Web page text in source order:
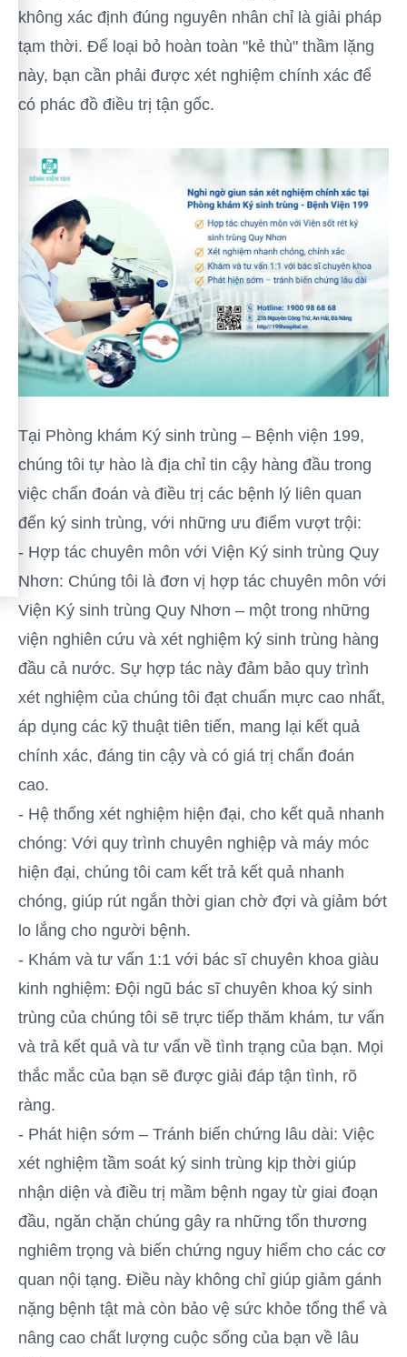
không xác định đúng nguyên nhân chỉ là giải pháp
tạm thời. Để loại bỏ hoàn toàn "kẻ thù" thầm lặng
này, bạn cần phải được xét nghiệm chính xác để
có phác đồ điều trị tận gốc.
Tại Phòng khám Ký sinh trùng – Bệnh viện 199,
chúng tôi tự hào là địa chỉ tin cậy hàng đầu trong
việc chẩn đoán và điều trị các bệnh lý liên quan
đến ký sinh trùng, với những ưu điểm vượt trội:
- Hợp tác chuyên môn với Viện Ký sinh trùng Quy
Nhơn: Chúng tôi là đơn vị hợp tác chuyên môn với
Viện Ký sinh trùng Quy Nhơn – một trong những
viện nghiên cứu và xét nghiệm ký sinh trùng hàng
đầu cả nước. Sự hợp tác này đảm bảo quy trình
xét nghiệm của chúng tôi đạt chuẩn mực cao nhất,
áp dụng các kỹ thuật tiên tiến, mang lại kết quả
chính xác, đáng tin cậy và có giá trị chẩn đoán
cao.
- Hệ thống xét nghiệm hiện đại, cho kết quả nhanh
chóng: Với quy trình chuyên nghiệp và máy móc
hiện đại, chúng tôi cam kết trả kết quả nhanh
chóng, giúp rút ngắn thời gian chờ đợi và giảm bớt
lo lắng cho người bệnh.
- Khám và tư vấn 1:1 với bác sĩ chuyên khoa giàu
kinh nghiệm: Đội ngũ bác sĩ chuyên khoa ký sinh
trùng của chúng tôi sẽ trực tiếp thăm khám, tư vấn
và trả kết quả và tư vấn về tình trạng của bạn. Mọi
thắc mắc của bạn sẽ được giải đáp tận tình, rõ
ràng.
- Phát hiện sớm – Tránh biến chứng lâu dài: Việc
xét nghiệm tầm soát ký sinh trùng kịp thời giúp
nhận diện và điều trị mầm bệnh ngay từ giai đoạn
đầu, ngăn chặn chúng gây ra những tổn thương
nghiêm trọng và biến chứng nguy hiểm cho các cơ
quan nội tạng. Điều này không chỉ giúp giảm gánh
nặng bệnh tật mà còn bảo vệ sức khỏe tổng thể và
nâng cao chất lượng cuộc sống của bạn về lâu